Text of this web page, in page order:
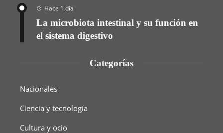
Hace 1 día
La microbiota intestinal y su función en
el sistema digestivo
Categorías
Nacionales
Ciencia y tecnología
Cultura y ocio